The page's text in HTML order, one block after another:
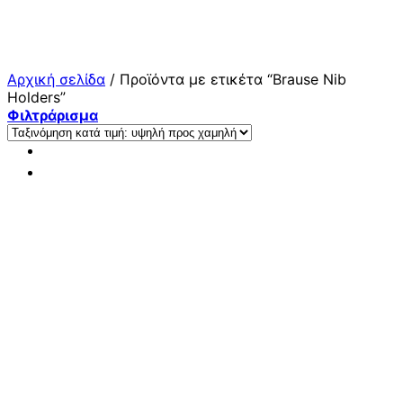
Αρχική σελίδα / Προϊόντα με ετικέτα “Brause Nib
Holders”
Φιλτράρισμα